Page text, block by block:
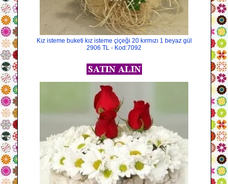
Kız isteme buketi kız isteme çiçeği 20 kırmızı 1 beyaz gül
2906 TL - Kod:7092